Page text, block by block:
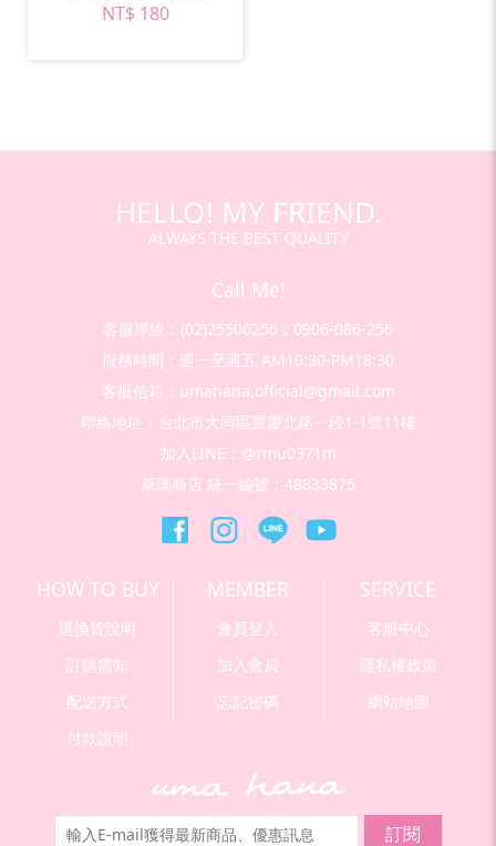
NT$ 180
HELLO! MY FRIEND.
ALWAYS THE BEST QUALITY
Call Me!
客服專線：(02)25506256；0906-086-256
服務時間：週一至週五 AM10:30-PM18:30
客服信箱：umahana.official@gmail.com
聯絡地址：台北市大同區重慶北路ㄧ段1-1號11樓
加入LINE：@rmu0371m
萊瑪商店 統一編號：48833875
HOW TO BUY
退換貨說明
訂購需知
配送方式
付款說明
MEMBER
會員登入
加入會員
忘記密碼
SERVICE
客服中心
隱私權政策
網站地圖
訂閱